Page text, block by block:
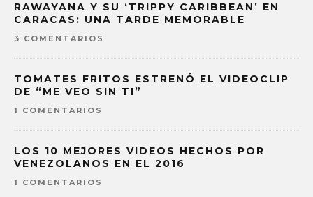
RAWAYANA Y SU ‘TRIPPY CARIBBEAN’ EN
CARACAS: UNA TARDE MEMORABLE
3 COMENTARIOS
TOMATES FRITOS ESTRENÓ EL VIDEOCLIP
DE “ME VEO SIN TI”
1 COMENTARIOS
LOS 10 MEJORES VIDEOS HECHOS POR
VENEZOLANOS EN EL 2016
1 COMENTARIOS